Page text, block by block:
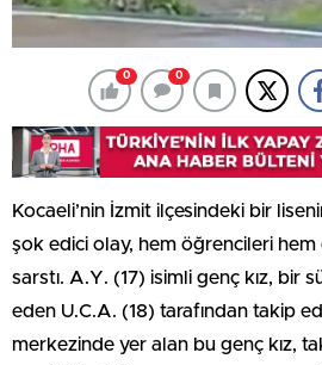
0 0
Kocaeli’nin İzmit ilçesindeki bir
şok edici olay, hem öğrencileri
sarstı. A.Y. (17) isimli genç kız, bir
eden U.C.A. (18) tarafından takip
merkezinde yer alan bu genç kız,